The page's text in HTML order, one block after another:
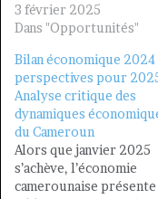
3 février 2025
Dans "Opportunités"
Bilan économique
perspectives pour
Analyse critique des
dynamiques
du Cameroun
Alors que janvier 2025
s’achève, l’économie
camerounaise présente